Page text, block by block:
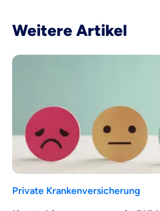
Weitere Artikel
Private Krankenversicherung